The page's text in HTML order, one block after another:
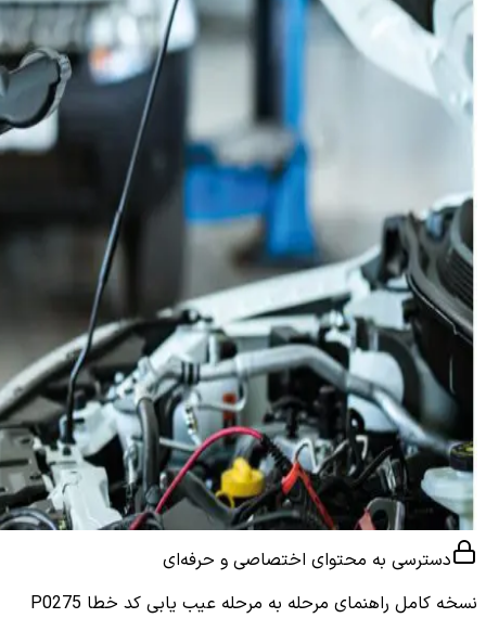
دسترسی به محتوای اختصاصی و حرفه‌ای
نسخه کامل راهنمای مرحله به مرحله عیب یابی کد خطا P0275